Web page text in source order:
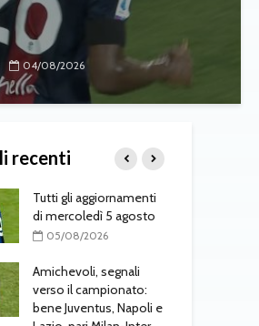
04/08/2026
recenti
Tutti gli aggiornamenti
di mercoledì 5 agosto
05/08/2026
Amichevoli, segnali
verso il campionato:
bene Juventus, Napoli e